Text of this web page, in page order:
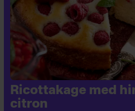
Ricottakage med
citron